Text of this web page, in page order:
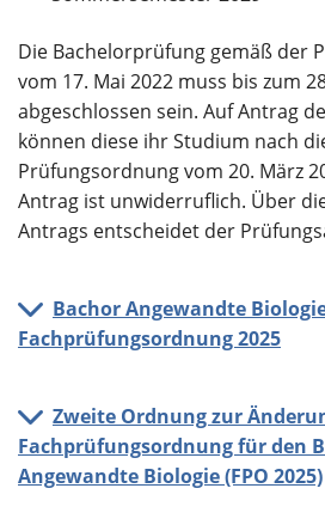
Die Bachelorprüfung gemäß der
vom 17. Mai 2022 muss bis zum
abgeschlossen sein. Auf Antrag
können diese ihr Studium nach
Prüfungsordnung vom 20. März
Antrag ist unwiderruflich. Über
Antrags entscheidet der
Bachor Angewandte
Fachprüfungsordnung 2025
Zweite Ordnung zur
Fachprüfungsordnung für den
Angewandte Biologie (FPO 2025)